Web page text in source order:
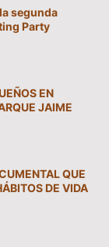
segunda
Party
EN
JAIME
QUE
DE VIDA